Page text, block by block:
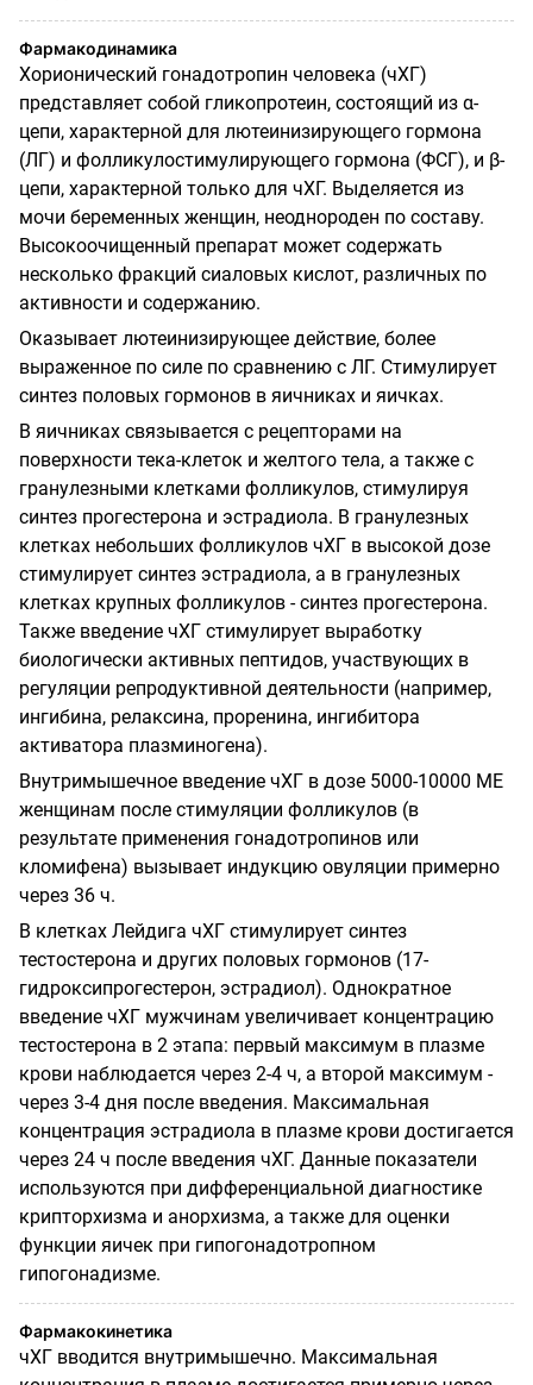
Фармакодинамика
Хорионический гонадотропин человека (чХГ)
представляет собой гликопротеин, состоящий из α-
цепи, характерной для лютеинизирующего гормона
(ЛГ) и фолликулостимулирующего гормона (ФСГ), и β-
цепи, характерной только для чХГ. Выделяется из
мочи беременных женщин, неоднороден по составу.
Высокоочищенный препарат может содержать
несколько фракций сиаловых кислот, различных по
активности и содержанию.
Оказывает лютеинизирующее действие, более
выраженное по силе по сравнению с ЛГ. Стимулирует
синтез половых гормонов в яичниках и яичках.
В яичниках связывается с рецепторами на
поверхности тека-клеток и желтого тела, а также с
гранулезными клетками фолликулов, стимулируя
синтез прогестерона и эстрадиола. В гранулезных
клетках небольших фолликулов чХГ в высокой дозе
стимулирует синтез эстрадиола, а в гранулезных
клетках крупных фолликулов - синтез прогестерона.
Также введение чХГ стимулирует выработку
биологически активных пептидов, участвующих в
регуляции репродуктивной деятельности (например,
ингибина, релаксина, проренина, ингибитора
активатора плазминогена).
Внутримышечное введение чХГ в дозе 5000-10000 ME
женщинам после стимуляции фолликулов (в
результате применения гонадотропинов или
кломифена) вызывает индукцию овуляции примерно
через 36 ч.
В клетках Лейдига чХГ стимулирует синтез
тестостерона и других половых гормонов (17-
гидроксипрогестерон, эстрадиол). Однократное
введение чХГ мужчинам увеличивает концентрацию
тестостерона в 2 этапа: первый максимум в плазме
крови наблюдается через 2-4 ч, а второй максимум -
через 3-4 дня после введения. Максимальная
концентрация эстрадиола в плазме крови достигается
через 24 ч после введения чХГ. Данные показатели
используются при дифференциальной диагностике
крипторхизма и анорхизма, а также для оценки
функции яичек при гипогонадотропном
гипогонадизме.
Фармакокинетика
чХГ вводится внутримышечно. Максимальная